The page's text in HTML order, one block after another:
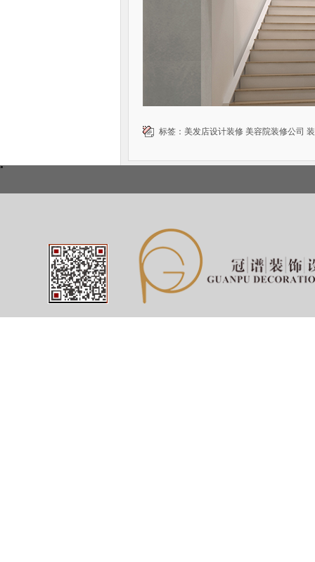
标签： 美发店设计装修 美容院装修公司